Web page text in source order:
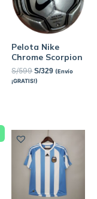
Pelota Nike
Chrome Scorpion
S/599 S/329 (Envío
¡GRATIS!)